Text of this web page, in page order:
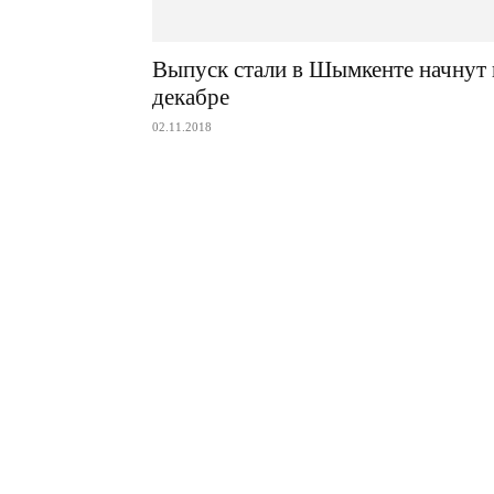
Выпуск стали в Шымкенте начнут
декабре
02.11.2018